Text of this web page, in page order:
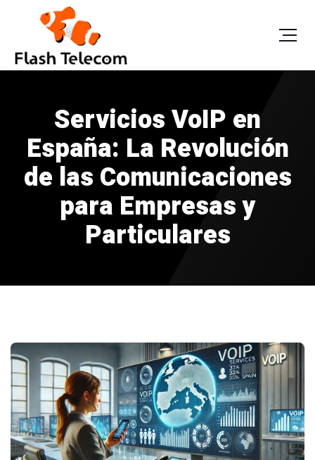
Servicios VoIP en
España: La Revolución
de las Comunicaciones
para Empresas y
Particulares